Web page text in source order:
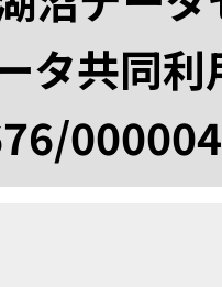
タ共同